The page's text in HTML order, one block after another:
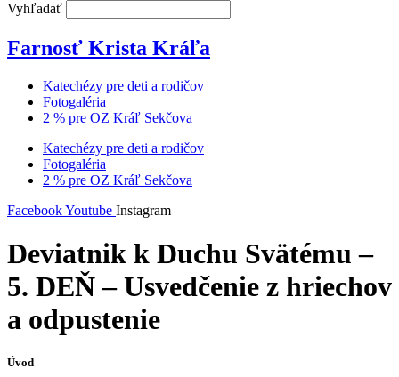
Vyhľadať
Farnosť Krista Kráľa
Katechézy pre deti a rodičov
Fotogaléria
2 % pre OZ Kráľ Sekčova
Katechézy pre deti a rodičov
Fotogaléria
2 % pre OZ Kráľ Sekčova
FacebookYoutube Instagram
Deviatnik k Duchu Svätému –
5. DEŇ – Usvedčenie z hriechov
a odpustenie
Úvod